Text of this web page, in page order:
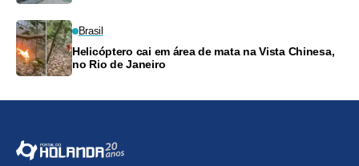
Brasil
Helicóptero cai em área de mata na Vista Chinesa,
no Rio de Janeiro